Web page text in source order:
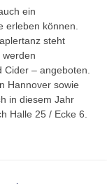
ein
erleben können.
steht
– angeboten.
Hannover sowie
in diesem Jahr
Halle 25 / Ecke 6.